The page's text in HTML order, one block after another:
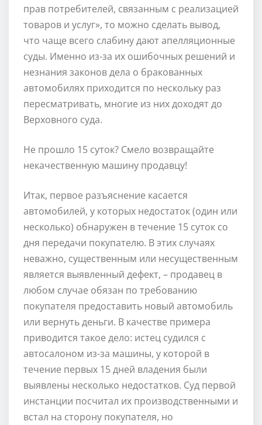
прав потребителей, связанным с реализацией
товаров и услуг», то можно сделать вывод,
что чаще всего слабину дают апелляционные
суды. Именно из-за их ошибочных решений и
незнания законов дела о бракованных
автомобилях приходится по нескольку раз
пересматривать, многие из них доходят до
Верховного суда.
Не прошло 15 суток? Смело возвращайте
некачественную машину продавцу!
Итак, первое разъяснение касается
автомобилей, у которых недостаток (один или
несколько) обнаружен в течение 15 суток со
дня передачи покупателю. В этих случаях
неважно, существенным или несущественным
является выявленный дефект, – продавец в
любом случае обязан по требованию
покупателя предоставить новый автомобиль
или вернуть деньги. В качестве примера
приводится такое дело: истец судился с
автосалоном из-за машины, у которой в
течение первых 15 дней владения были
выявлены несколько недостатков. Суд первой
инстанции посчитал их производственными и
встал на сторону покупателя, но